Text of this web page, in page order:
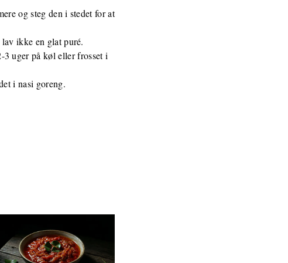
og steg den i stedet for at
ikke en glat puré.
3 uger på køl eller frosset i
i nasi goreng.